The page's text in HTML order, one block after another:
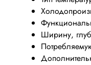
Ширину,